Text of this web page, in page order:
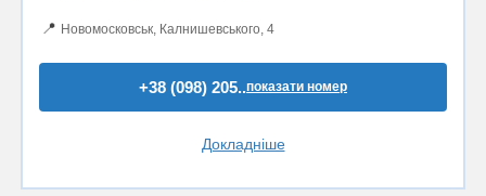
📍 Новомосковськ, Калнишевського, 4
+38 (098) 205..показати номер
Докладніше